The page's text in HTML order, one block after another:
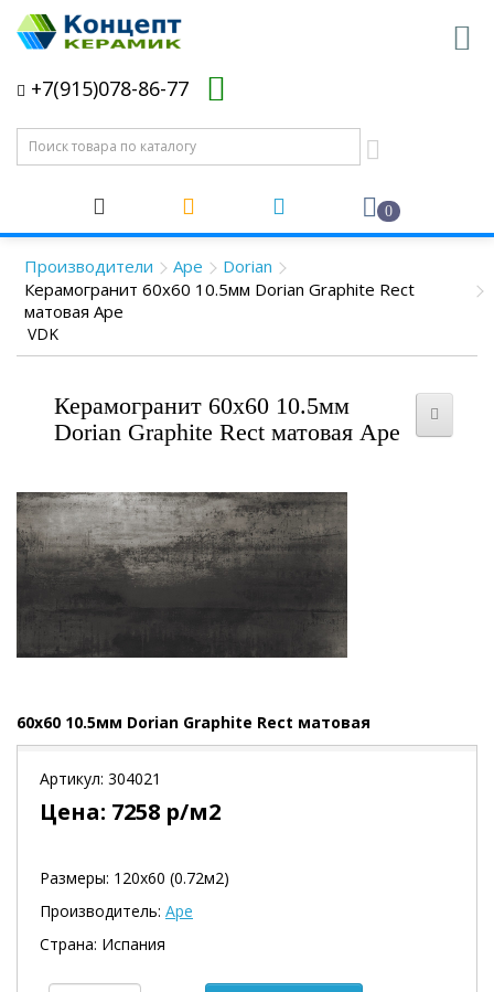
+7(915)078-86-77
0
Производители Ape
Dorian
Керамогранит 60x60 10.5мм Dorian Graphite Rect
матовая Ape
VDK
Керамогранит 60x60 10.5мм
Dorian Graphite Rect матовая Ape
60x60 10.5мм Dorian Graphite Rect матовая
Артикул: 304021
Цена: 7258 р/м2
Размеры: 120х60 (0.72м2)
Производитель: Ape
Страна: Испания